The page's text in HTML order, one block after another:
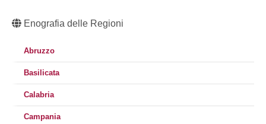
Enografia delle Regioni
Abruzzo
Basilicata
Calabria
Campania